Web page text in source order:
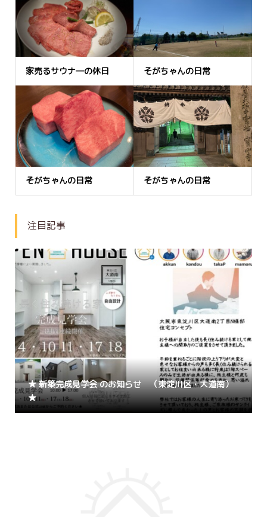
家売るサウナ―の休日 そがちゃんの日常
そがちゃんの日常 そがちゃんの日常
注目記事
★ 新築完成見学会 のお知らせ （東淀川区・大道南）
★